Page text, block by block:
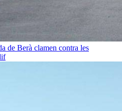
de Berà clamen contra les